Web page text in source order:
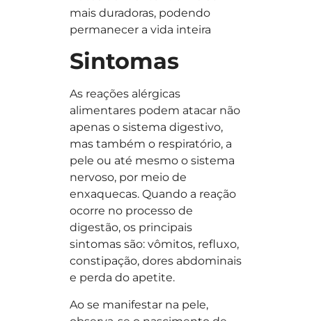
mais duradoras, podendo
permanecer a vida inteira
Sintomas
As reações alérgicas
alimentares podem atacar não
apenas o sistema digestivo,
mas também o respiratório, a
pele ou até mesmo o sistema
nervoso, por meio de
enxaquecas. Quando a reação
ocorre no processo de
digestão, os principais
sintomas são: vômitos, refluxo,
constipação, dores abdominais
e perda do apetite.
Ao se manifestar na pele,